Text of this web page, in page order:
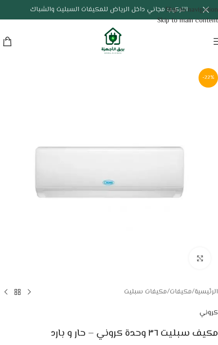
Skip to navigation
Skip to main content
التركيب مجاني داخل الرياض للمكيفات السبليت والشباك
-22%
الرئيسية/مكيفات/مكيفات سبليت
كروني
مكيف سبليت ٣٦ وحدة كروني – حار و بارد